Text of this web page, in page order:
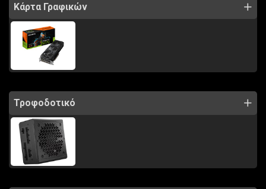
Κάρτα Γραφικών
Τροφοδοτικό